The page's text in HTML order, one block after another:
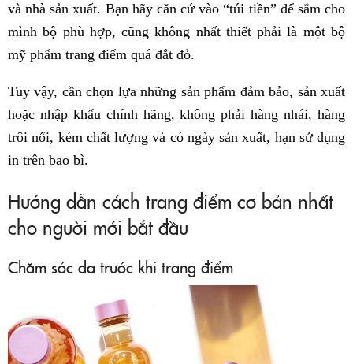
và nhà sản xuất. Bạn hãy căn cứ vào “túi tiền” để sắm cho
mình bộ phù hợp, cũng không nhất thiết phải là một bộ
mỹ phẩm trang điểm quá đắt đỏ.
Tuy vậy, cần chọn lựa những sản phẩm đảm bảo, sản xuất
hoặc nhập khẩu chính hãng, không phải hàng nhái, hàng
trôi nổi, kém chất lượng và có ngày sản xuất, hạn sử dụng
in trên bao bì.
Hướng dẫn cách trang điểm cơ bản nhất
cho người mới bắt đầu
Chăm sóc da trước khi trang điểm